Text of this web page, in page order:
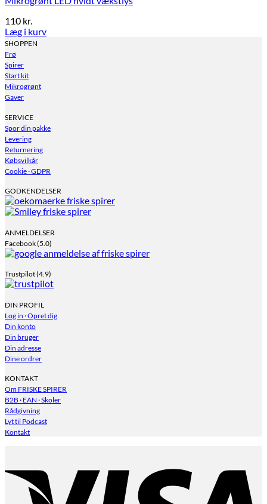
110 kr.
Læg i kurv
SHOPPEN
Frø
Spirer
Start kit
Mikrogrønt
Gaver
SERVICE
Spor din pakke
Levering
Returnering
Købsvilkår
Cookie · GDPR
GODKENDELSER
ANMELDELSER
Facebook (5.0)
Trustpilot (4.9)
DIN PROFIL
Log in · Opret dig
Din konto
Din bruger
Din adresse
Dine ordrer
KONTAKT
Om FRISKE SPIRER
B2B · EAN · Skoler
Rådgivning
Lyt til Podcast
Kontakt